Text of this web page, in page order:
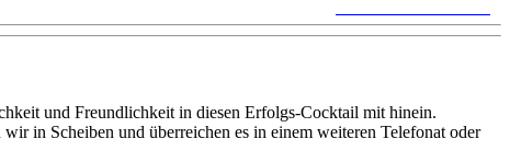
und Freundlichkeit in diesen Erfolgs-Cocktail mit hinein.
in Scheiben und überreichen es in einem weiteren Telefonat oder